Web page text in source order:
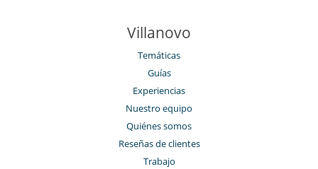
Villanovo
Temáticas
Guías
Experiencias
Nuestro equipo
Quiénes somos
Reseñas de clientes
Trabajo